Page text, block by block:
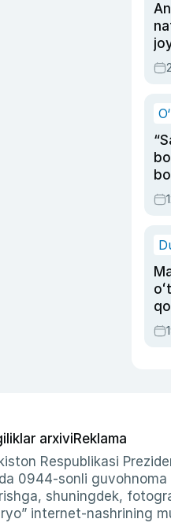
arxiviReklama
Respublikasi
0944-sonli
shuningdek,
internet-nashrining